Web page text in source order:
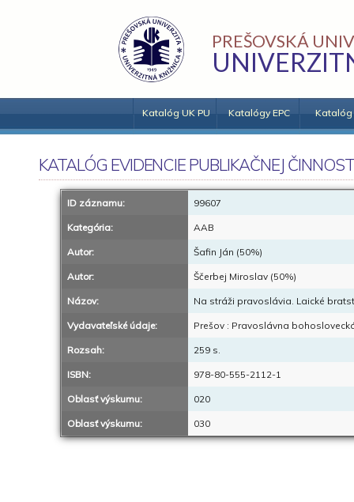
PREŠOVSKÁ
Katalóg UK PU Katalógy EPC Katalóg
KATALÓG EVIDENCIE PUBLIKAČNEJ
ID záznamu: 99607
Kategória: AAB
Autor: Šafin Ján (50%)
Autor: Ščerbej Miroslav (50%)
Názov: Na stráži pravoslávia. Laické
Vydavateľské údaje: Prešov : Pravoslávna
Rozsah: 259 s.
ISBN: 978-80-555-2112-1
Oblasť výskumu: 020
Oblasť výskumu: 030